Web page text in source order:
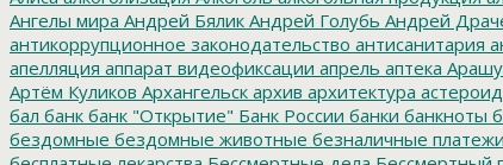
Ангелы мира Андрей Бялик Андрей Голубь Андрей
антикоррупционное законодательство антисанитария
апелляция аппарат видеофиксации апрель аптека
Артём Куликов Архангельск архив архитектура астероид
бал банк банк "Открытие" Банк России банки банкноты
бездомные бездомные животные безналичные платежи